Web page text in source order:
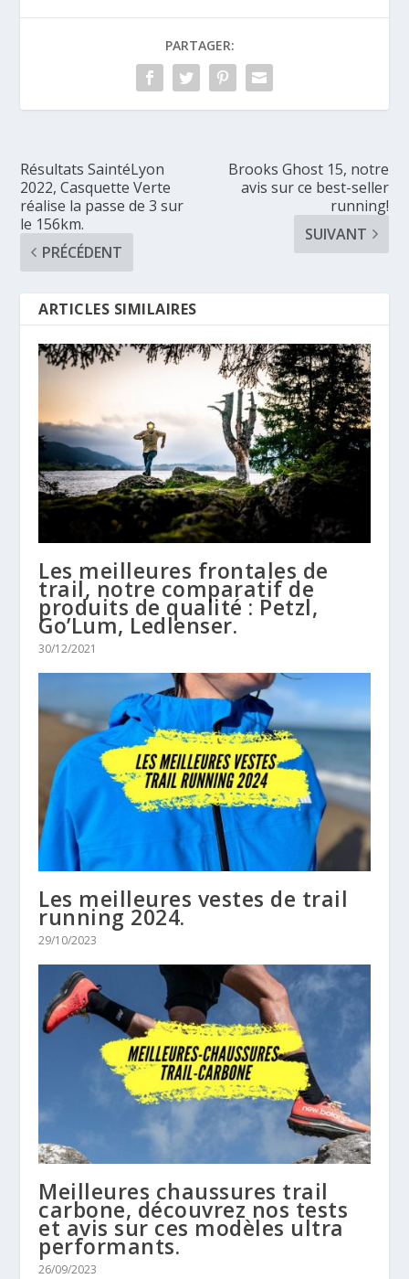
PARTAGER:
Résultats SaintéLyon
2022, Casquette Verte
réalise la passe de 3 sur
le 156km.
PRÉCÉDENT
Brooks Ghost 15, notre
avis sur ce best-seller
running!
SUIVANT
ARTICLES SIMILAIRES
Les meilleures frontales de
trail, notre comparatif de
produits de qualité : Petzl,
Go’Lum, Ledlenser.
30/12/2021
Les meilleures vestes de trail
running 2024.
29/10/2023
Meilleures chaussures trail
carbone, découvrez nos tests
et avis sur ces modèles ultra
performants.
26/09/2023